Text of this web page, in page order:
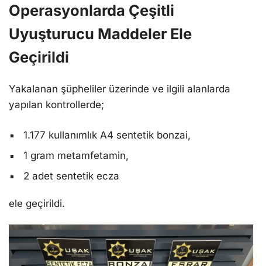
Operasyonlarda Çeşitli
Uyuşturucu Maddeler Ele
Geçirildi
Yakalanan şüpheliler üzerinde ve ilgili alanlarda
yapılan kontrollerde;
1.177 kullanımlık A4 sentetik bonzai,
1 gram metamfetamin,
2 adet sentetik ecza
ele geçirildi.